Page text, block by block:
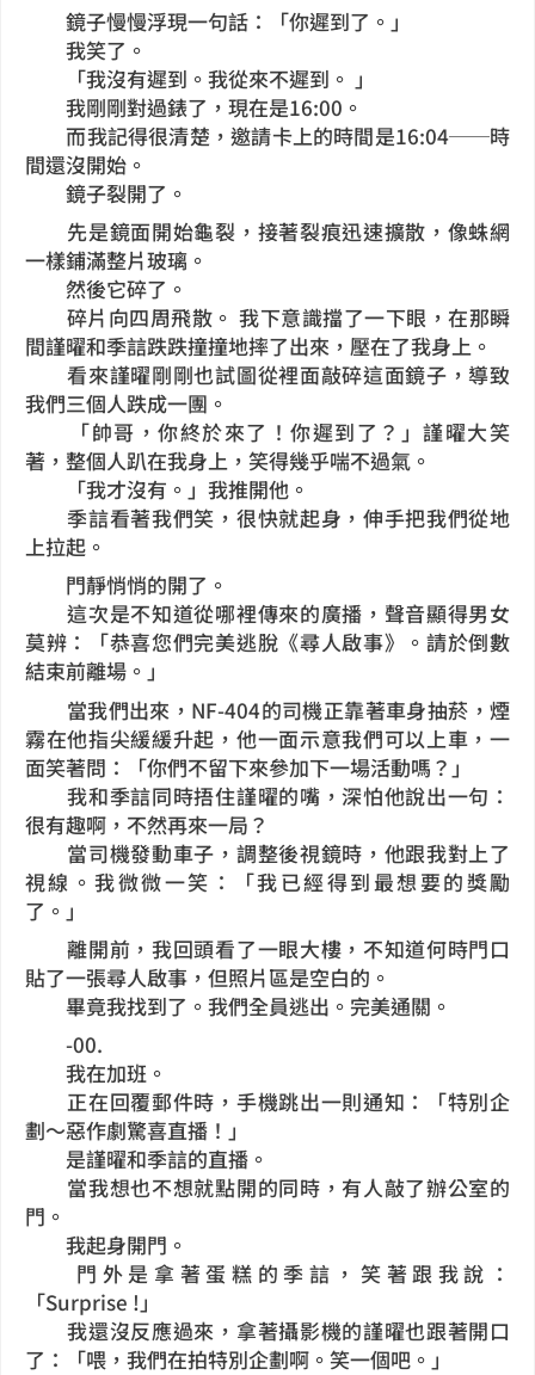
鏡子慢慢浮現一句話：「你遲到了。」
我笑了。
「我沒有遲到。我從來不遲到。 」
我剛剛對過錶了，現在是16:00。
而我記得很清楚，邀請卡上的時間是16:04──時
間還沒開始。
鏡子裂開了。
先是鏡面開始龜裂，接著裂痕迅速擴散，像蛛網
一樣鋪滿整片玻璃。
然後它碎了。
碎片向四周飛散。 我下意識擋了一下眼，在那瞬
間謹曜和季誩跌跌撞撞地摔了出來，壓在了我身上。
看來謹曜剛剛也試圖從裡面敲碎這面鏡子，導致
我們三個人跌成一團。
「帥哥，你終於來了！你遲到了？」謹曜大笑
著，整個人趴在我身上，笑得幾乎喘不過氣。
「我才沒有。」我推開他。
季誩看著我們笑，很快就起身，伸手把我們從地
上拉起。
門靜悄悄的開了。
這次是不知道從哪裡傳來的廣播，聲音顯得男女
莫辨：「恭喜您們完美逃脫《尋人啟事》。請於倒數
結束前離場。」
當我們出來，NF-404的司機正靠著車身抽菸，煙
霧在他指尖緩緩升起，他一面示意我們可以上車，一
面笑著問：「你們不留下來參加下一場活動嗎？」
我和季誩同時捂住謹曜的嘴，深怕他說出一句：
很有趣啊，不然再來一局？
當司機發動車子，調整後視鏡時，他跟我對上了
視線。我微微一笑：「我已經得到最想要的獎勵
了。」
離開前，我回頭看了一眼大樓，不知道何時門口
貼了一張尋人啟事，但照片區是空白的。
畢竟我找到了。我們全員逃出。完美通關。
-00.
我在加班。
正在回覆郵件時，手機跳出一則通知：「特別企
劃～惡作劇驚喜直播！」
是謹曜和季誩的直播。
當我想也不想就點開的同時，有人敲了辦公室的
門。
我起身開門。
門外是拿著蛋糕的季誩，笑著跟我說：
「Surprise !」
我還沒反應過來，拿著攝影機的謹曜也跟著開口
了：「喂，我們在拍特別企劃啊。笑一個吧。」